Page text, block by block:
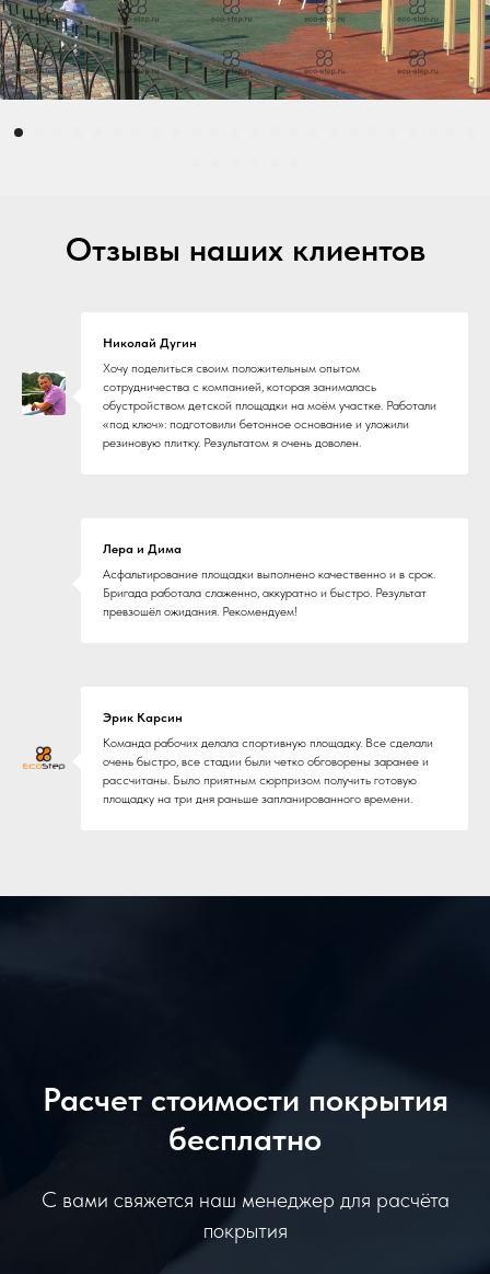
оснований — это ключевой
основание обеспечивает
надёжность, долговечность и
безопасность будущего
· Опыт работы на рынке более
10 лет.
качество выполнения работ.
функциональным. Обратитесь к
нам, и мы выполним работу
качественно и в срок.
Отзывы наших клиентов
Николай Дугин
Хочу поделиться своим положительным опытом
сотрудничества с компанией, которая занималась
обустройством детской площадки на моём участке. Работали
«под ключ»: подготовили бетонное основание и уложили
резиновую плитку. Результатом я очень доволен.
Лера и Дима
Асфальтирование площадки выполнено качественно и в срок.
Бригада работала слаженно, аккуратно и быстро. Результат
превзошёл ожидания. Рекомендуем!
Эрик Карсин
Команда рабочих делала спортивную площадку. Все сделали
очень быстро, все стадии были четко обговорены заранее и
рассчитаны. Было приятным сюрпризом получить готовую
площадку на три дня раньше запланированного времени.
Расчет стоимости покрытия
бесплатно
С вами свяжется наш менеджер для расчёта
покрытия